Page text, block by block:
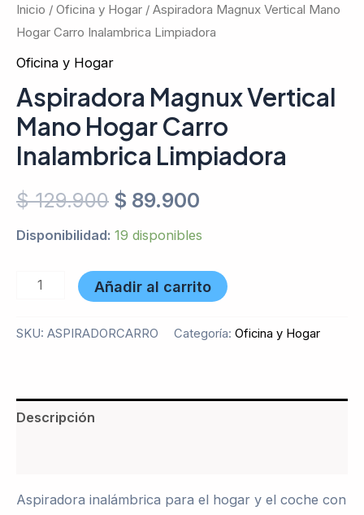
Inicio / Oficina y Hogar / Aspiradora Magnux Vertical Mano
Hogar Carro Inalambrica Limpiadora
Oficina y Hogar
Aspiradora Magnux Vertical
Mano Hogar Carro
Inalambrica Limpiadora
$129.900 $ 89.900
Disponibilidad: 19 disponibles
Añadir al carrito
SKU: ASPIRADORCARRO Categoría: Oficina y Hogar
Descripción
Aspiradora inalámbrica para el hogar y el coche con